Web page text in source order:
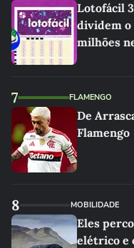
Lotofácil
dividem o
milhões
7 FLAMENGO
De
Flamengo
8 MOBILIDADE
Eles
elétrico e